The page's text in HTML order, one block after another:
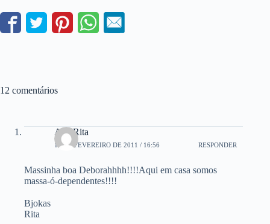
12 comentários
Ana Rita
18 DE FEVEREIRO DE 2011 / 16:56 RESPONDER
Massinha boa Deborahhhh!!!!Aqui em casa somos
massa-ó-dependentes!!!!
Bjokas
Rita